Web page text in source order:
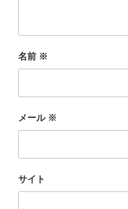
名前 ※
メール ※
サイト